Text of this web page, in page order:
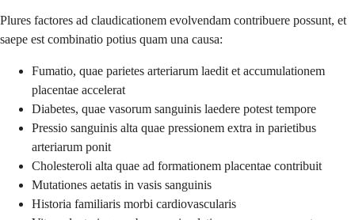
Plures factores ad claudicationem evolvendam contribuere possunt, et
saepe est combinatio potius quam una causa:
Fumatio, quae parietes arteriarum laedit et accumulationem
placentae accelerat
Diabetes, quae vasorum sanguinis laedere potest tempore
Pressio sanguinis alta quae pressionem extra in parietibus
arteriarum ponit
Cholesteroli alta quae ad formationem placentae contribuit
Mutationes aetatis in vasis sanguinis
Historia familiaris morbi cardiovascularis